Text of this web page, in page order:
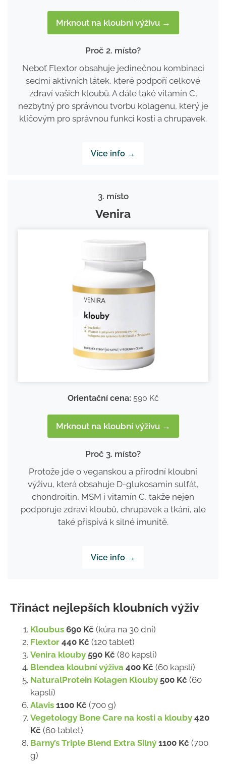
Mrknout na kloubní výživu →
Proč 2. místo?
Neboť Flextor obsahuje jedinečnou kombinaci
sedmi aktivních látek, které podpoří celkové
zdraví vašich kloubů. A dále také vitamín C,
nezbytný pro správnou tvorbu kolagenu, který je
klíčovým pro správnou funkci kostí a chrupavek.
Více info →
3. místo
Venira
Orientační cena: 590 Kč
Mrknout na kloubní výživu →
Proč 3. místo?
Protože jde o veganskou a přírodní kloubní
výživu, která obsahuje D-glukosamin sulfát,
chondroitin, MSM i vitamín C, takže nejen
podporuje zdraví kloubů, chrupavek a tkání, ale
také přispívá k silné imunitě.
Více info →
Třináct nejlepších kloubních výživ
Kloubus 690 Kč (kúra na 30 dní)
Flextor 440 Kč (120 tablet)
Venira klouby 590 Kč (80 kapslí)
Blendea kloubní výživa 400 Kč (60 kapslí)
NaturalProtein Kolagen Klouby 500 Kč (60
kapslí)
Alavis 1100 Kč (700 g)
Vegetology Bone Care na kosti a klouby 420
Kč (60 tablet)
Barny’s Triple Blend Extra Silný 1100 Kč (700
g)